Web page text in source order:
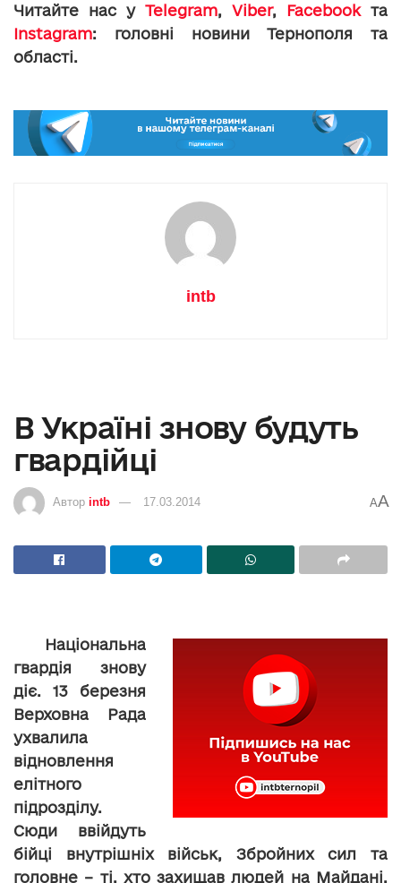
Читайте нас у Telegram, Viber, Facebookта
Instagram: головні новини Тернополя та
області.
intb
В Україні знову будуть
гвардійці
Автор intb 17.03.2014 AA
Національна
гвардія знову
діє. 13 березня
Верховна Рада
ухвалила
відновлення
елітного
підрозділу.
Сюди ввійдуть
бійці внутрішніх військ, Збройних сил та
головне – ті, хто захищав людей на Майдані.